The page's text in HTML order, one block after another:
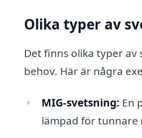
Olika typer av
Det finns olika typer
behov. Här är några
MIG-svetsning: En
lämpad för tunnare